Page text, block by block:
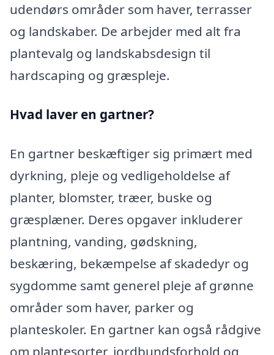
udendørs områder som haver, terrasser
og landskaber. De arbejder med alt fra
plantevalg og landskabsdesign til
hardscaping og græspleje.
Hvad laver en gartner?
En gartner beskæftiger sig primært med
dyrkning, pleje og vedligeholdelse af
planter, blomster, træer, buske og
græsplæner. Deres opgaver inkluderer
plantning, vanding, gødskning,
beskæring, bekæmpelse af skadedyr og
sygdomme samt generel pleje af grønne
områder som haver, parker og
planteskoler. En gartner kan også rådgive
om plantesorter, jordbundsforhold og